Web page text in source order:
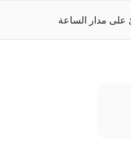
مدار الساعة